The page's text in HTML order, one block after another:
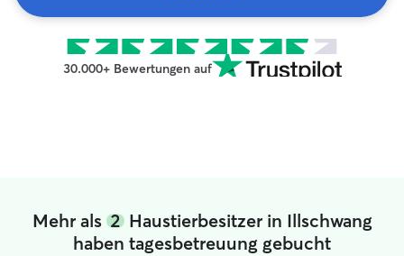
30.000+ Bewertungen auf
Mehr als 2Haustierbesitzer in Illschwang
haben tagesbetreuung gebucht